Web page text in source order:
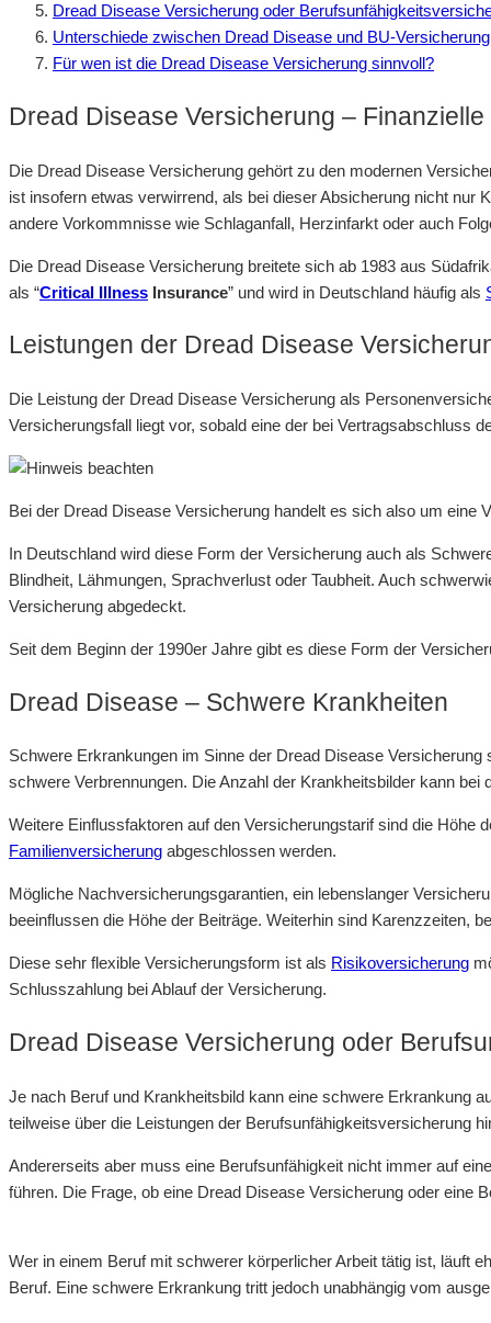
Dread Disease Versicherung oder
Unterschiede zwischen Dread Disease und BU-Versicherung
Für wen ist die Dread Disease Versicherung sinnvoll?
Dread Disease Versicherung –
Die Dread Disease Versicherung gehört zu den modernen
ist insofern etwas verwirrend, als bei dieser Absicherung nicht nur
andere Vorkommnisse wie Schlaganfall, Herzinfarkt oder auch
Die Dread Disease Versicherung breitete sich ab 1983 aus
als “Critical Illness Insurance” und wird in Deutschland häufig als
Leistungen der Dread Disease
Die Leistung der Dread Disease Versicherung als
Versicherungsfall liegt vor, sobald eine der bei Vertragsabschluss
Bei der Dread Disease Versicherung handelt es sich also um
In Deutschland wird diese Form der Versicherung auch als
Blindheit, Lähmungen, Sprachverlust oder Taubheit. Auch
Versicherung abgedeckt.
Seit dem Beginn der 1990er Jahre gibt es diese Form der
Dread Disease – Schwere Krankheiten
Schwere Erkrankungen im Sinne der Dread Disease
schwere Verbrennungen. Die Anzahl der Krankheitsbilder kann
Weitere Einflussfaktoren auf den Versicherungstarif sind die
Familienversicherung abgeschlossen werden.
Mögliche Nachversicherungsgarantien, ein lebenslanger
beeinflussen die Höhe der Beiträge. Weiterhin sind Karenzzeiten,
Diese sehr flexible Versicherungsform ist als Risikoversicherung
Schlusszahlung bei Ablauf der Versicherung.
Dread Disease Versicherung oder
Je nach Beruf und Krankheitsbild kann eine schwere Erkrankung
teilweise über die Leistungen der Berufsunfähigkeitsversicherung
Andererseits aber muss eine Berufsunfähigkeit nicht immer auf
führen. Die Frage, ob eine Dread Disease Versicherung oder eine
Wer in einem Beruf mit schwerer körperlicher Arbeit tätig ist, läuft
Beruf. Eine schwere Erkrankung tritt jedoch unabhängig vom